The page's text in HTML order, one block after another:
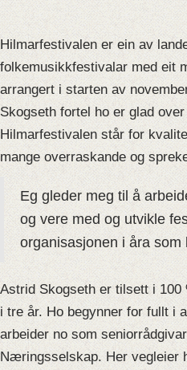
Hilmarfestivalen er ein av
folkemusikkfestivalar med eit
arrangert i starten av
Skogseth fortel ho er glad
Hilmarfestivalen står for
mange overraskande og
Eg gleder meg til å
og vere med og utvikle
organisasjonen i åra som
Astrid Skogseth er tilsett i
i tre år. Ho begynner for fullt i
arbeider no som
Næringsselskap. Her vegleier